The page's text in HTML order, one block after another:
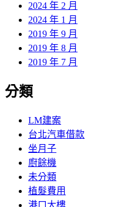
2024 年 2 月
2024 年 1 月
2019 年 9 月
2019 年 8 月
2019 年 7 月
分類
LM建案
台北汽車借款
坐月子
廚餘機
未分類
植髮費用